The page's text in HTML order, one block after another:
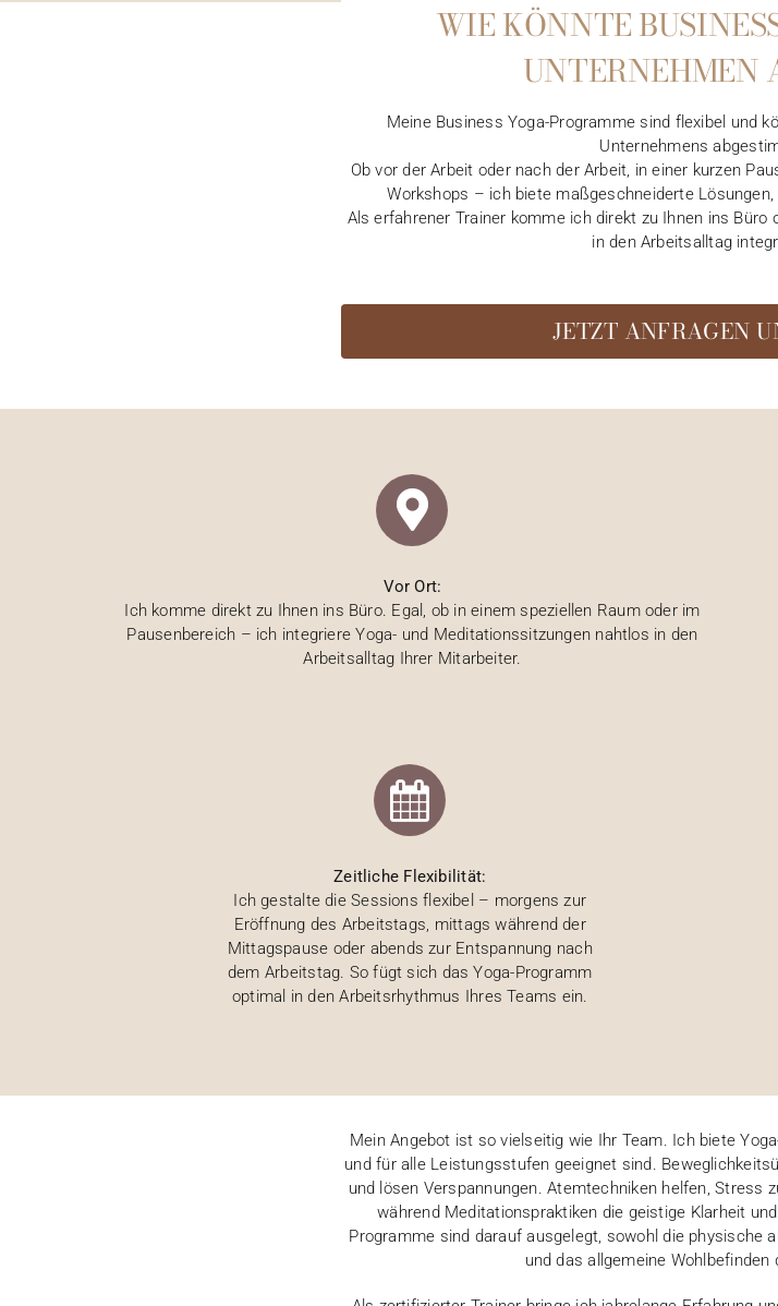
WIE KÖNNTE
UNTERNEHMEN
Meine Business Yoga-Programme sind flexibel und
Unternehmens
Ob vor der Arbeit oder nach der Arbeit, in einer kurzen
Workshops – ich biete maßgeschneiderte
Als erfahrener Trainer komme ich direkt zu Ihnen ins Büro
in den Arbeitsalltag
JETZT ANFRAGEN
Vor Ort:
Ich komme direkt zu Ihnen ins Büro. Egal, ob in einem speziellen Raum oder im
Pausenbereich – ich integriere Yoga- und Meditationssitzungen nahtlos in den
Arbeitsalltag Ihrer Mitarbeiter.
Zeitliche Flexibilität:
Ich gestalte die Sessions flexibel – morgens zur
Eröffnung des Arbeitstags, mittags während der
Mittagspause oder abends zur Entspannung nach
dem Arbeitstag. So fügt sich das Yoga-Programm
optimal in den Arbeitsrhythmus Ihres Teams ein.
Mein Angebot ist so vielseitig wie Ihr Team. Ich biete
und für alle Leistungsstufen geeignet sind.
und lösen Verspannungen. Atemtechniken helfen, Stress
während Meditationspraktiken die geistige Klarheit
Programme sind darauf ausgelegt, sowohl die physische
und das allgemeine